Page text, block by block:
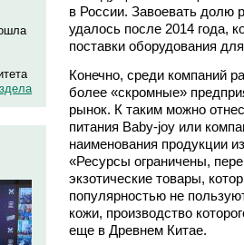
в России. Завоевать долю
удалось после 2014 года,
поставки оборудования
Конечно, среди компаний
более «скромные»
рынок. К таким можно
питания Baby-joy или
наименования продукции
«Ресурсы ограничены,
экзотические товары,
популярностью не
кожи, производство
еще в Древнем Китае.